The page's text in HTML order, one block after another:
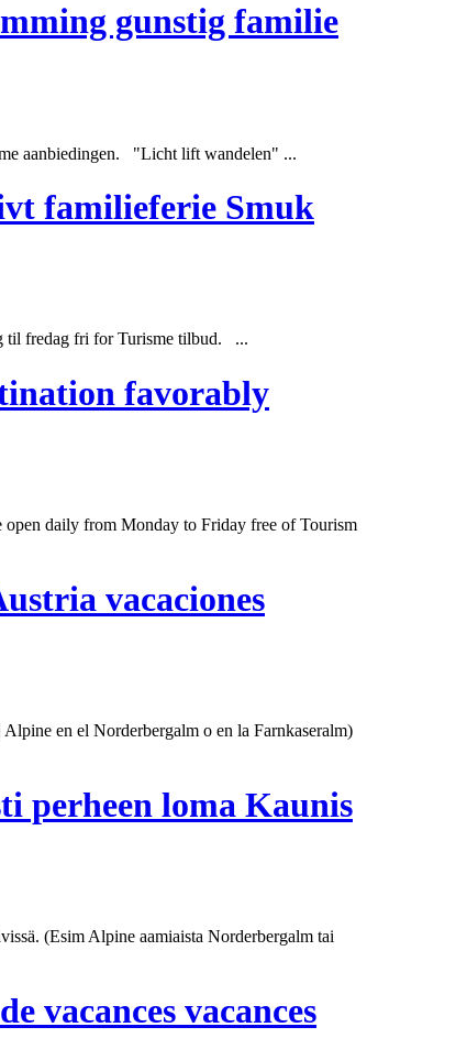
gunstig familie
aanbiedingen. "Licht lift wandelen" ...
familieferie Smuk
til fredag ​​fri for Turisme tilbud. ...
favorably
open daily from Monday to Friday free of Tourism
vacaciones
Alpine en el Norderbergalm o en la Farnkaseralm)
perheen loma Kaunis
(Esim Alpine aamiaista Norderbergalm tai
vacances vacances